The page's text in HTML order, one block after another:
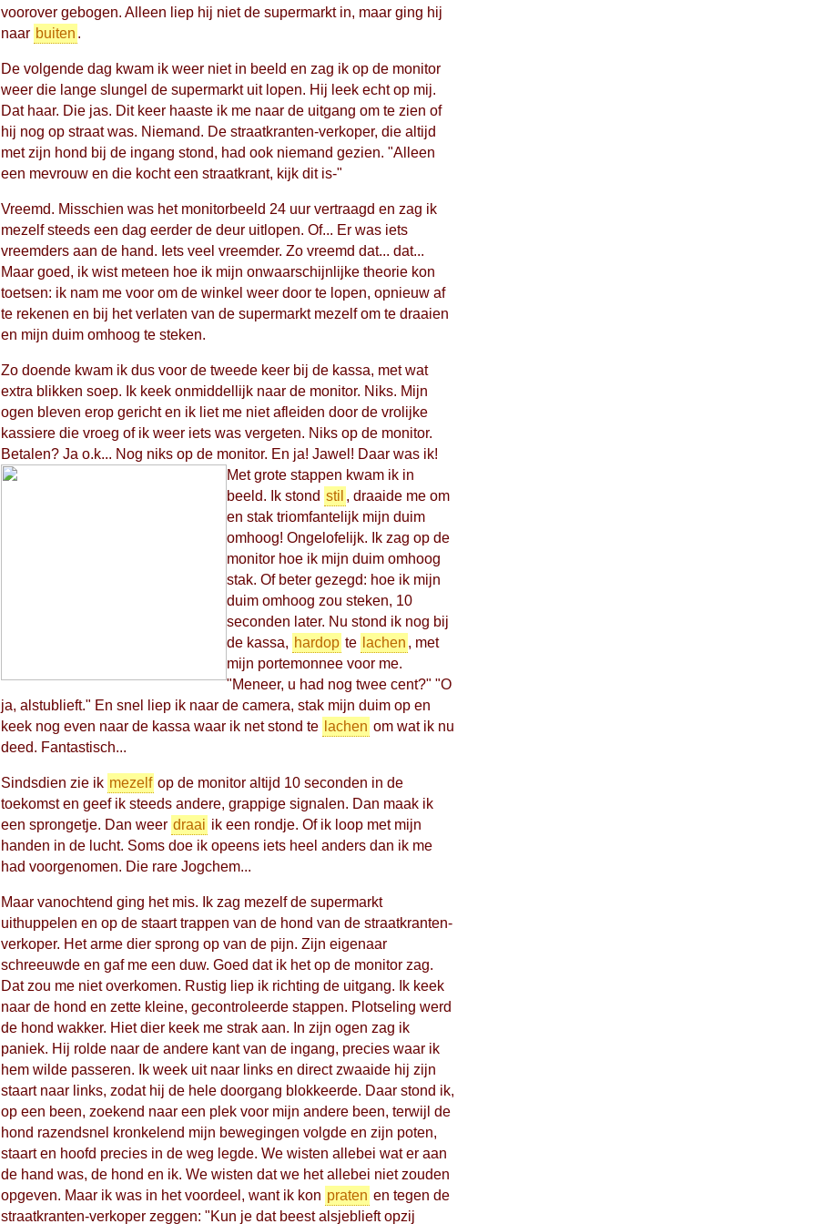
voorover gebogen. Alleen liep hij niet de supermarkt in, maar ging hij
naar buiten .
De volgende dag kwam ik weer niet in beeld en zag ik op de monitor
weer die lange slungel de supermarkt uit lopen. Hij leek echt op mij.
Dat haar. Die jas. Dit keer haaste ik me naar de uitgang om te zien of
hij nog op straat was. Niemand. De straatkranten-verkoper, die altijd
met zijn hond bij de ingang stond, had ook niemand gezien. "Alleen
een mevrouw en die kocht een straatkrant, kijk dit is-"
Vreemd. Misschien was het monitorbeeld 24 uur vertraagd en zag ik
mezelf steeds een dag eerder de deur uitlopen. Of... Er was iets
vreemders aan de hand. Iets veel vreemder. Zo vreemd dat... dat...
Maar goed, ik wist meteen hoe ik mijn onwaarschijnlijke theorie kon
toetsen: ik nam me voor om de winkel weer door te lopen, opnieuw af
te rekenen en bij het verlaten van de supermarkt mezelf om te draaien
en mijn duim omhoog te steken.
Zo doende kwam ik dus voor de tweede keer bij de kassa, met wat
extra blikken soep. Ik keek onmiddellijk naar de monitor. Niks. Mijn
ogen bleven erop gericht en ik liet me niet afleiden door de vrolijke
kassiere die vroeg of ik weer iets was vergeten. Niks op de monitor.
Betalen? Ja o.k... Nog niks op de monitor. En ja! Jawel! Daar was ik!
Met grote stappen kwam ik in
beeld. Ik stond stil , draaide me om
en stak triomfantelijk mijn duim
omhoog! Ongelofelijk. Ik zag op de
monitor hoe ik mijn duim omhoog
stak. Of beter gezegd: hoe ik mijn
duim omhoog zou steken, 10
seconden later. Nu stond ik nog bij
de kassa, hardop te lachen , met
mijn portemonnee voor me.
"Meneer, u had nog twee cent?" "O
ja, alstublieft." En snel liep ik naar de camera, stak mijn duim op en
keek nog even naar de kassa waar ik net stond te lachen om wat ik nu
deed. Fantastisch...
Sindsdien zie ik mezelf op de monitor altijd 10 seconden in de
toekomst en geef ik steeds andere, grappige signalen. Dan maak ik
een sprongetje. Dan weer draai ik een rondje. Of ik loop met mijn
handen in de lucht. Soms doe ik opeens iets heel anders dan ik me
had voorgenomen. Die rare Jogchem...
Maar vanochtend ging het mis. Ik zag mezelf de supermarkt
uithuppelen en op de staart trappen van de hond van de straatkranten-
verkoper. Het arme dier sprong op van de pijn. Zijn eigenaar
schreeuwde en gaf me een duw. Goed dat ik het op de monitor zag.
Dat zou me niet overkomen. Rustig liep ik richting de uitgang. Ik keek
naar de hond en zette kleine, gecontroleerde stappen. Plotseling werd
de hond wakker. Hiet dier keek me strak aan. In zijn ogen zag ik
paniek. Hij rolde naar de andere kant van de ingang, precies waar ik
hem wilde passeren. Ik week uit naar links en direct zwaaide hij zijn
staart naar links, zodat hij de hele doorgang blokkeerde. Daar stond ik,
op een been, zoekend naar een plek voor mijn andere been, terwijl de
hond razendsnel kronkelend mijn bewegingen volgde en zijn poten,
staart en hoofd precies in de weg legde. We wisten allebei wat er aan
de hand was, de hond en ik. We wisten dat we het allebei niet zouden
opgeven. Maar ik was in het voordeel, want ik kon praten en tegen de
straatkranten-verkoper zeggen: "Kun je dat beest alsjeblieft opzij